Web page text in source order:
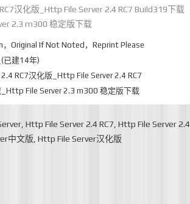
汉化版_Http File Server 2.4 RC7 Build319下载
2.3 m300 稳定版下载
Original If Not Noted，Reprint Please
已建14年)
RC7汉化版_Http File Server 2.4 RC7
File Server 2.3 m300 稳定版下载
,Http File Server 2.4 RC7 ,Http File Server 2.4
中文版 ,Http File Server汉化版